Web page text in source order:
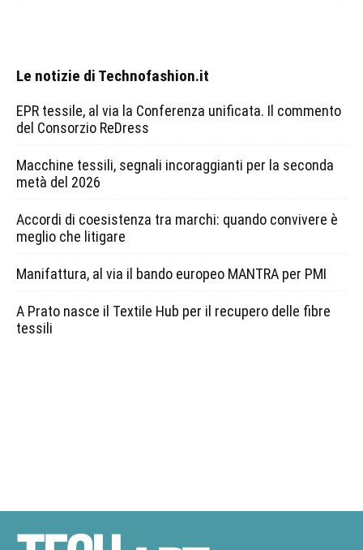
Le notizie di Technofashion.it
EPR tessile, al via la Conferenza unificata. Il commento
del Consorzio ReDress
Macchine tessili, segnali incoraggianti per la seconda
metà del 2026
Accordi di coesistenza tra marchi: quando convivere è
meglio che litigare
Manifattura, al via il bando europeo MANTRA per PMI
A Prato nasce il Textile Hub per il recupero delle fibre
tessili